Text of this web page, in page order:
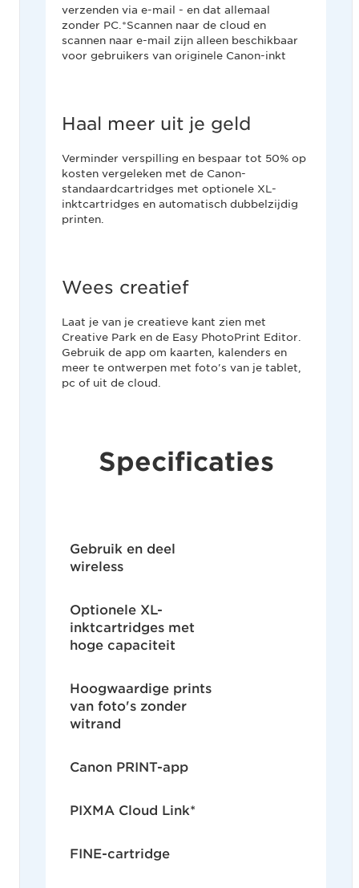
verzenden via e-mail - en dat allemaal
zonder PC.*Scannen naar de cloud en
scannen naar e-mail zijn alleen beschikbaar
voor gebruikers van originele Canon-inkt
Haal meer uit je geld
Verminder verspilling en bespaar tot 50% op
kosten vergeleken met de Canon-
standaardcartridges met optionele XL-
inktcartridges en automatisch dubbelzijdig
printen.
Wees creatief
Laat je van je creatieve kant zien met
Creative Park en de Easy PhotoPrint Editor.
Gebruik de app om kaarten, kalenders en
meer te ontwerpen met foto's van je tablet,
pc of uit de cloud.
Specificaties
Gebruik en deel
wireless
Optionele XL-
inktcartridges met
hoge capaciteit
Hoogwaardige prints
van foto's zonder
witrand
Canon PRINT-app
PIXMA Cloud Link*
FINE-cartridge